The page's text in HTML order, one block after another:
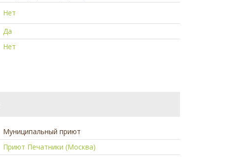
Нет
Да
Нет
Муниципальный приют
Приют Печатники (Москва)